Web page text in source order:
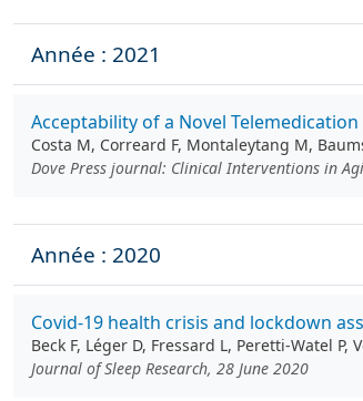
Année : 2021
Acceptability of a Novel
Costa M, Correard F, Montaleytang M,
Dove Press journal: Clinical Interventions in
Année : 2020
Covid‐19 health crisis and lockdown
Beck F, Léger D, Fressard L, Peretti-Watel P,
Journal of Sleep Research, 28 June 2020